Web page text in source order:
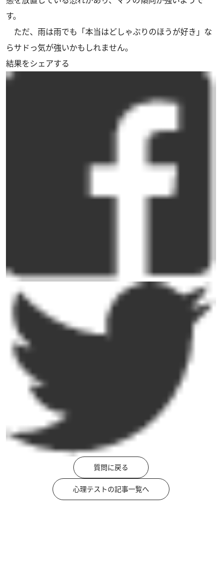
す。
ただ、雨は雨でも「本当はどしゃぶりのほうが好き」な
らサドっ気が強いかもしれません。
結果をシェアする
質問に戻る
心理テストの記事一覧へ